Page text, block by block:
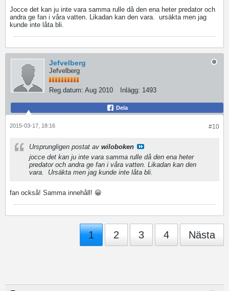
Jocce det kan ju inte vara samma rulle då den ena heter predator och
andra ge fan i våra vatten. Likadan kan den vara. ursäkta men jag
kunde inte låta bli.
Jefvelberg
Jefvelberg
Reg.datum: Aug 2010 Inlägg: 1493
Dela
#10
2015-03-17, 18:16
Ursprungligen postat av wiloboken
jocce det kan ju inte vara samma rulle då den ena heter
predator och andra ge fan i våra vatten. Likadan kan den
vara.
Ursäkta men jag kunde inte låta bli.
fan också! Samma innehåll! 😀
1 2 3 4 Nästa